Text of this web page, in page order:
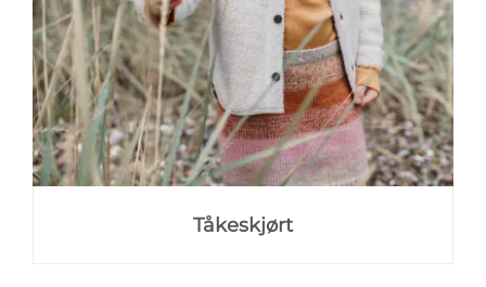
Tåkeskjørt